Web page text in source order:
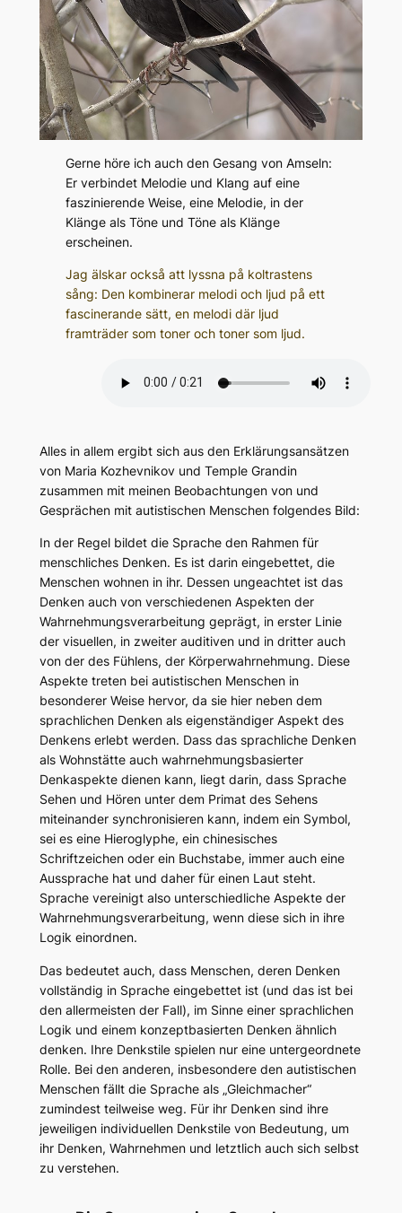
Gerne höre ich auch den Gesang von Amseln:
Er verbindet Melodie und Klang auf eine
faszinierende Weise, eine Melodie, in der
Klänge als Töne und Töne als Klänge
erscheinen.
Jag älskar också att lyssna på koltrastens
sång: Den kombinerar melodi och ljud på ett
fascinerande sätt, en melodi där ljud
framträder som toner och toner som ljud.
Alles in allem ergibt sich aus den Erklärungsansätzen
von Maria Kozhevnikov und Temple Grandin
zusammen mit meinen Beobachtungen von und
Gesprächen mit autistischen Menschen folgendes Bild:
In der Regel bildet die Sprache den Rahmen für
menschliches Denken. Es ist darin eingebettet, die
Menschen wohnen in ihr. Dessen ungeachtet ist das
Denken auch von verschiedenen Aspekten der
Wahrnehmungsverarbeitung geprägt, in erster Linie
der visuellen, in zweiter auditiven und in dritter auch
von der des Fühlens, der Körperwahrnehmung. Diese
Aspekte treten bei autistischen Menschen in
besonderer Weise hervor, da sie hier neben dem
sprachlichen Denken als eigenständiger Aspekt des
Denkens erlebt werden. Dass das sprachliche Denken
als Wohnstätte auch wahrnehmungsbasierter
Denkaspekte dienen kann, liegt darin, dass Sprache
Sehen und Hören unter dem Primat des Sehens
miteinander synchronisieren kann, indem ein Symbol,
sei es eine Hieroglyphe, ein chinesisches
Schriftzeichen oder ein Buchstabe, immer auch eine
Aussprache hat und daher für einen Laut steht.
Sprache vereinigt also unterschiedliche Aspekte der
Wahrnehmungsverarbeitung, wenn diese sich in ihre
Logik einordnen.
Das bedeutet auch, dass Menschen, deren Denken
vollständig in Sprache eingebettet ist (und das ist bei
den allermeisten der Fall), im Sinne einer sprachlichen
Logik und einem konzeptbasierten Denken ähnlich
denken. Ihre Denkstile spielen nur eine untergeordnete
Rolle. Bei den anderen, insbesondere den autistischen
Menschen fällt die Sprache als „Gleichmacher“
zumindest teilweise weg. Für ihr Denken sind ihre
jeweiligen individuellen Denkstile von Bedeutung, um
ihr Denken, Wahrnehmen und letztlich auch sich selbst
zu verstehen.